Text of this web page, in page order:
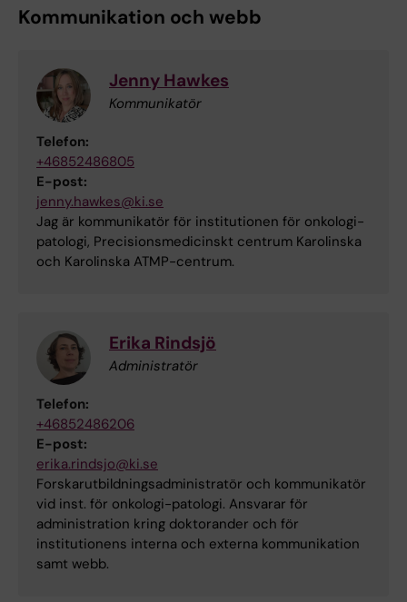
Kommunikation och webb
Jenny Hawkes
Kommunikatör
Telefon:
+46852486805
E-post:
jenny.hawkes@ki.se
Jag är kommunikatör för institutionen för onkologi-
patologi, Precisionsmedicinskt centrum Karolinska
och Karolinska ATMP-centrum.
Erika Rindsjö
Administratör
Telefon:
+46852486206
E-post:
erika.rindsjo@ki.se
Forskarutbildningsadministratör och kommunikatör
vid inst. för onkologi-patologi. Ansvarar för
administration kring doktorander och för
institutionens interna och externa kommunikation
samt webb.